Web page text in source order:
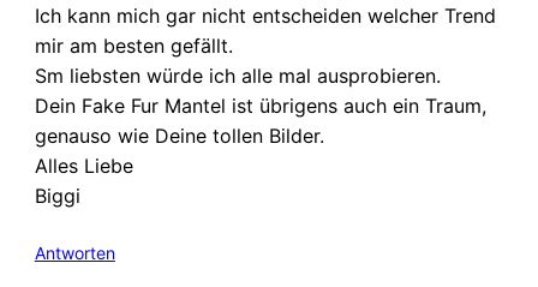
Ich kann mich gar nicht entscheiden welcher Trend
mir am besten gefällt.
Sm liebsten würde ich alle mal ausprobieren.
Dein Fake Fur Mantel ist übrigens auch ein Traum,
genauso wie Deine tollen Bilder.
Alles Liebe
Biggi
Antworten